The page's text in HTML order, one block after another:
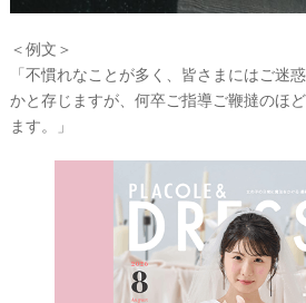
＜例文＞
「不慣れなことが多く、皆さまにはご迷
かと存じますが、何卒ご指導ご鞭撻のほ
ます。」